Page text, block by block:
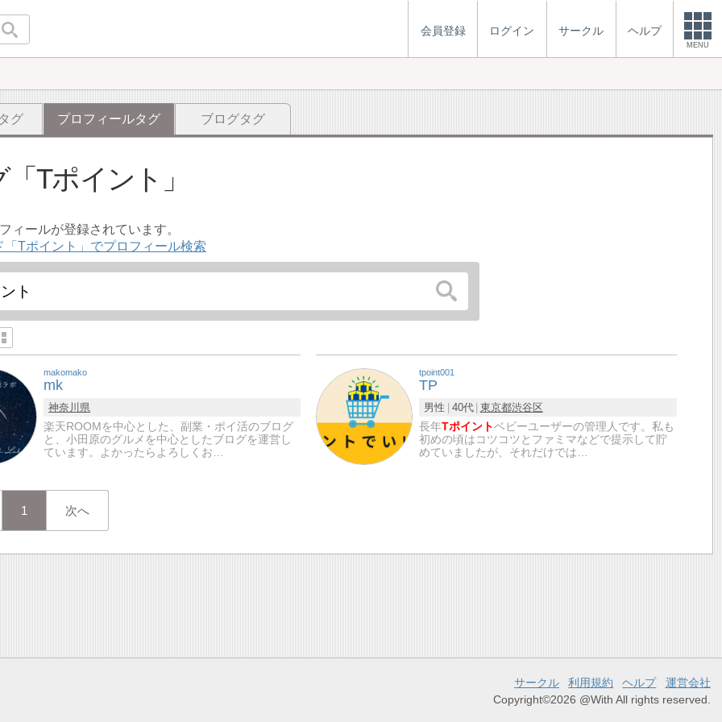
会員登録 ログイン サークル ヘルプ
MENU
グ プロフィールタグ ブログタグ
Tポイント
ィールが登録されています。
「Tポイント」でプロフィール検索
makomako
mk
神奈川県
楽天ROOMを中心とした、副業・ポイ活のブログ
と、小田原のグルメを中心としたブログを運営し
ています。よかったらよろしくお…
tpoint001
TP
男性 40代 東京都渋谷区
長年Tポイントベビーユーザーの管理人です。私も
初めの頃はコツコツとファミマなどで提示して貯
めていましたが、それだけでは…
1 次へ
サークル 利用規約 ヘルプ
運営会社
Copyright©2026 @With All rights reserved.